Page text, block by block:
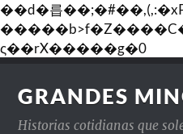
��d�릅��
ς��rX�����g�0
GRANDES
Historias cotidianas que